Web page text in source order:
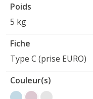
Poids
5 kg
Fiche
Type C (prise EURO)
Couleur(s)